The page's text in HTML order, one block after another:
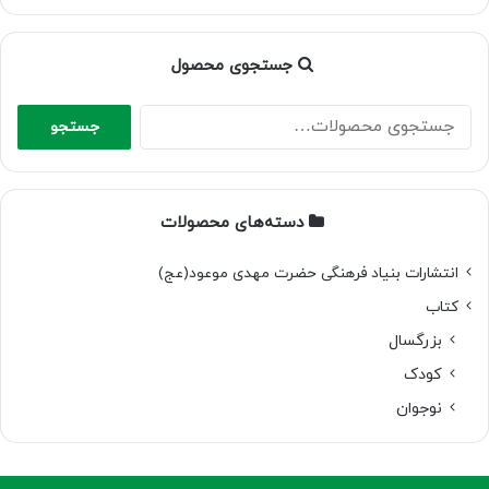
جستجوی محصول
جستجو
برای:
جستجو
دسته‌های محصولات
انتشارات بنیاد فرهنگی حضرت مهدی موعود(عج)
کتاب
بزرگسال
کودک
نوجوان